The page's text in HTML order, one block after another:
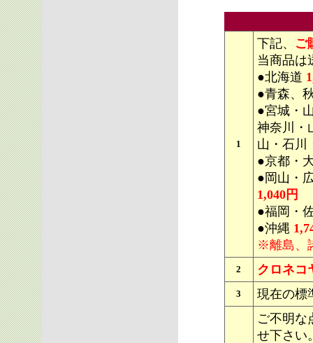
1
下記、
ご
当商品は
●北海道
●青森、
●宮城・
神奈川・
山・石川
●京都・
●岡山・
1,040円
●福岡・
●沖縄
※離島、
2 クロネコ
3
現在の標
ご不明な
せ下さい